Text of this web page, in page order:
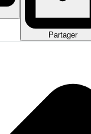
Partager